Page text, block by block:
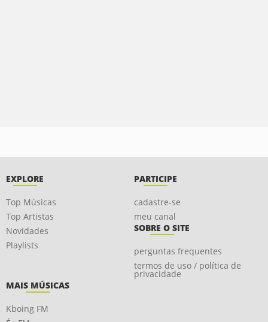
EXPLORE
Top Músicas
Top Artistas
Novidades
Playlists
PARTICIPE
cadastre-se
meu canal
SOBRE O SITE
perguntas frequentes
termos de uso / política de
privacidade
MAIS MÚSICAS
Kboing FM